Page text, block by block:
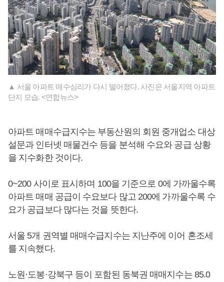
▲ 서울 아파트 매수심리가 다시 떨어졌다. 사진은 서울지역 아파트
단지 모습. <연합뉴스>
아파트 매매수급지수는 부동산원의 회원 중개업소 대상
설문과 인터넷 매물건수 등을 분석해 수요와 공급 상황
을 지수화한 것이다.
0~200 사이로 표시하며 100을 기준으로 0에 가까울수록
아파트 매매 공급이 수요보다 많고 200에 가까울수록 수
요가 공급보다 많다는 것을 뜻한다.
서울 5개 권역별 매매수급지수는 지난주에 이어 혼조세
를 지속했다.
노원·도봉·강북구 등이 포함된 동북권 매매지수는 85.0